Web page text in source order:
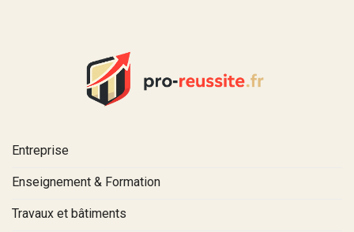
Entreprise
Enseignement & Formation
Travaux et bâtiments